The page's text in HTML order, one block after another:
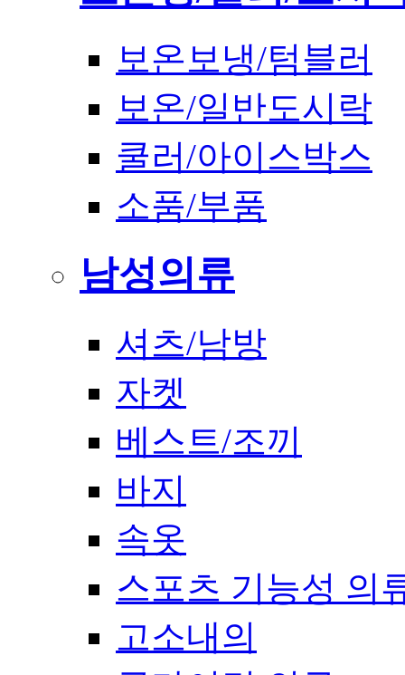
보온보냉/텀블러
보온/일반도시락
쿨러/아이스박스
소품/부품
남성의류
셔츠/남방
자켓
베스트/조끼
바지
속옷
스포츠 기능성 의
고소내의